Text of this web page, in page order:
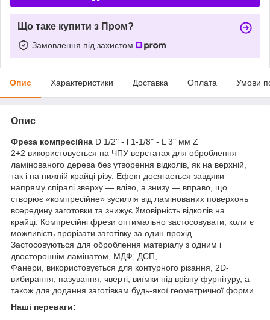
Що таке купити з Пром?
Замовлення під захистом
Опис Характеристики Доставка Оплата Умови
Опис
Фреза компресійна D 1/2" - l 1-1/8" - L 3" мм Z
2+2 використовується на ЧПУ верстатах для оброблення
ламінованого дерева без утворення відколів, як на верхній,
так і на нижній крайці різу. Ефект досягається завдяки
напряму спіралі зверху — вліво, а знизу — вправо, що
створює «компресійне» зусилля від ламінованих поверхонь
всередину заготовки та знижує ймовірність відколів на
крайці. Компресійні фрези оптимально застосовувати, коли є
можливість прорізати заготівку за один прохід.
Застосовуються для оброблення матеріалу з одним і
двостороннім ламінатом, МДФ, ДСП,
Фанери, використовується для контурного різання, 2D-
вибирання, пазування, чверті, виїмки під врізну фурнітуру, а
також для додання заготівкам будь-якої геометричної форми.
Наші переваги: